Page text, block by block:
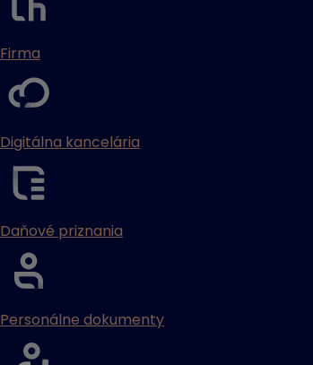
Firma
Digitálna kancelária
Daňové priznania
Personálne dokumenty